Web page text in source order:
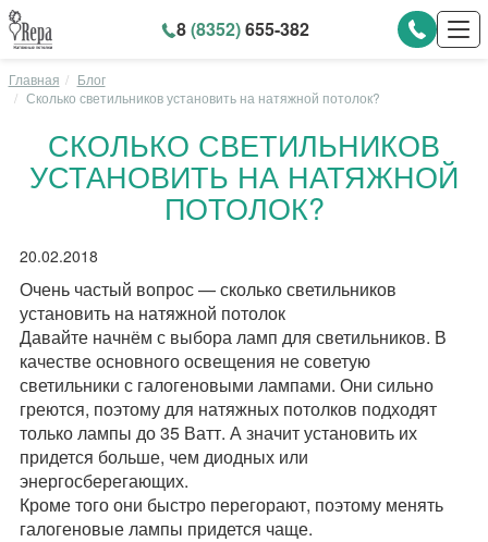
8(8352)655-382
Главная
Блог
Сколько светильников установить на натяжной потолок?
СКОЛЬКО СВЕТИЛЬНИКОВ
УСТАНОВИТЬ НА НАТЯЖНОЙ
ПОТОЛОК?
20.02.2018
Очень частый вопрос — сколько светильников
установить на натяжной потолок
Давайте начнём с выбора ламп для светильников. В
качестве основного освещения не советую
светильники с галогеновыми лампами. Они сильно
греются, поэтому для натяжных потолков подходят
только лампы до 35 Ватт. А значит установить их
придется больше, чем диодных или
энергосберегающих.
Кроме того они быстро перегорают, поэтому менять
галогеновые лампы придется чаще.